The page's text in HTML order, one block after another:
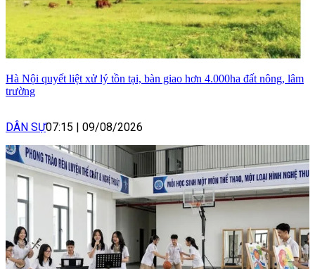
Hà Nội quyết liệt xử lý tồn tại, bàn giao hơn 4.000ha đất nông, lâm
trường
DÂN SỰ07:15 09/08/2026